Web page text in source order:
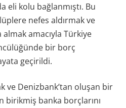
eli kolu bağlanmıştı. Bu
nefes aldırmak ve
almak amacıyla Türkiye
bir borç
geçirildi.
ve Denizbank’tan oluşan bir
banka borçlarını